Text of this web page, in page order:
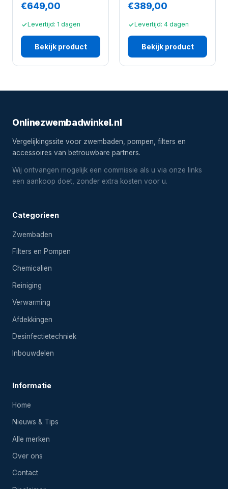
€649,00
Levertijd: 1 dagen
Bekijk product
€389,00
Levertijd: 4 dagen
Bekijk product
Onlinezwembadwinkel.nl
Vergelijkingssite voor zwembaden, pompen, filters en
accessoires van betrouwbare partners.
Wij ontvangen mogelijk een commissie als u via onze links
een aankoop doet, zonder extra kosten voor u.
Categorieen
Zwembaden
Filters en Pompen
Chemicalien
Reiniging
Verwarming
Afdekkingen
Desinfectietechniek
Inbouwdelen
Informatie
Home
Nieuws & Tips
Alle merken
Over ons
Contact